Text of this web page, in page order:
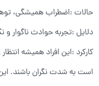
حالات :اضطراب همیشگی،
دلایل :تجربه حوادث ناگوار و
کارکرد :این افراد همیشه
است به شدت نگران باشند.